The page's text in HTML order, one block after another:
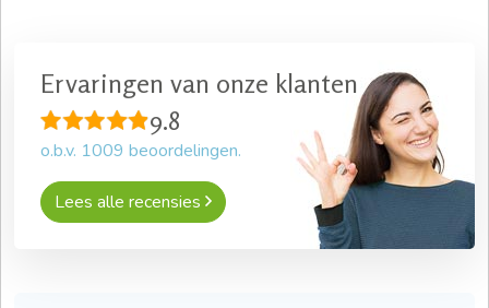
Ervaringen van onze klanten
9.8
o.b.v. 1009 beoordelingen.
Lees alle recensies